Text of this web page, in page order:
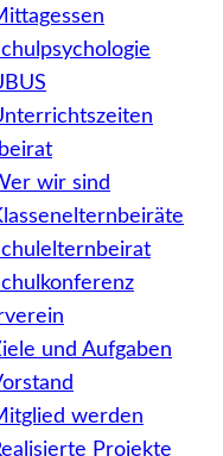
wir sind
und Aufgaben
werden
Projekte